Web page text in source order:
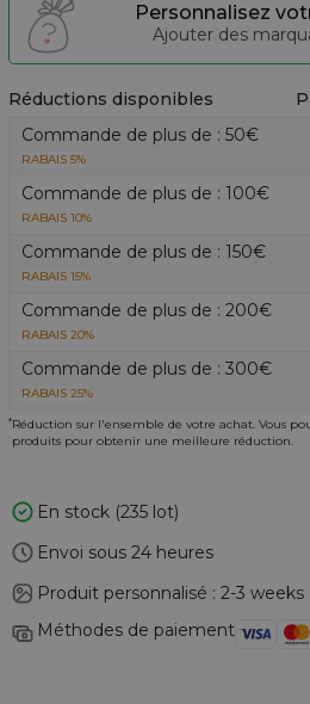
Personnalisez
Ajouter des
Réductions disponibles
Commande de plus de : 50€
RABAIS 5%
Commande de plus de : 100€
RABAIS 10%
Commande de plus de : 150€
RABAIS 15%
Commande de plus de : 200€
RABAIS 20%
Commande de plus de : 300€
RABAIS 25%
*Réduction sur l'ensemble de votre achat. Vous
produits pour obtenir une meilleure réduction.
En stock (235 lot)
Envoi sous 24 heures
Produit personnalisé : 2-3 weeks
Méthodes de paiement